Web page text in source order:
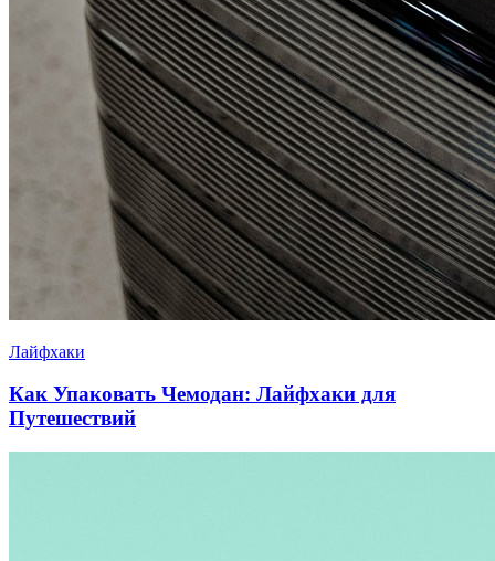
Лайфхаки
Как Упаковать Чемодан: Лайфхаки для
Путешествий